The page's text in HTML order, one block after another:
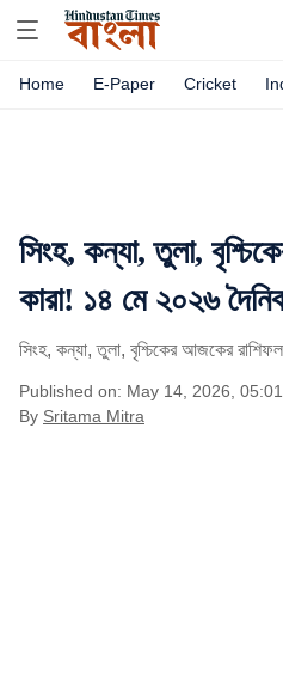
Home E-Paper Cricket
সিংহ, কন্যা, তুলা,
কারা! ১৪ মে ২০২৬
সিংহ, কন্যা, তুলা, বৃশ্চিকের আজকের
Published on: May 14, 2026,
By Sritama Mitra